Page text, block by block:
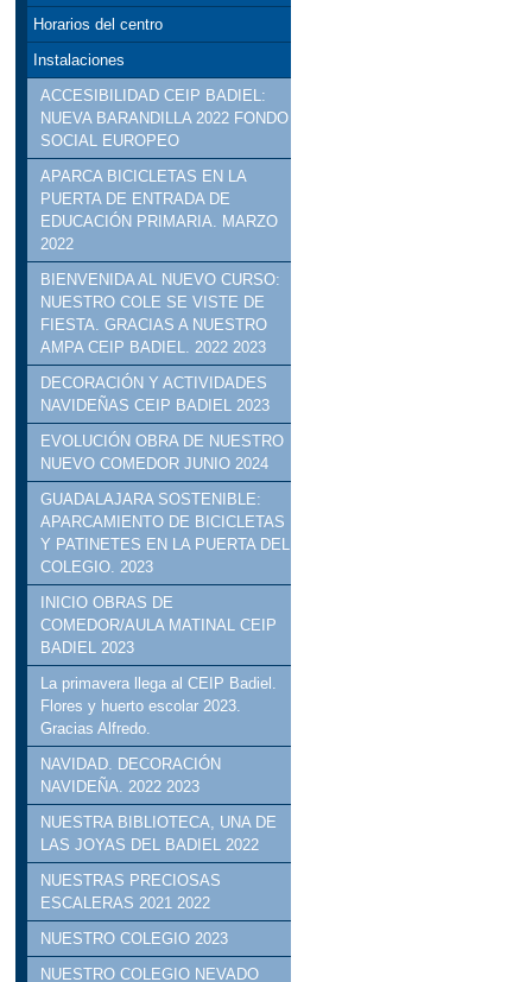
Horarios del centro
Instalaciones
ACCESIBILIDAD CEIP BADIEL:
NUEVA BARANDILLA 2022 FONDO
SOCIAL EUROPEO
APARCA BICICLETAS EN LA
PUERTA DE ENTRADA DE
EDUCACIÓN PRIMARIA. MARZO
2022
BIENVENIDA AL NUEVO CURSO:
NUESTRO COLE SE VISTE DE
FIESTA. GRACIAS A NUESTRO
AMPA CEIP BADIEL. 2022 2023
DECORACIÓN Y ACTIVIDADES
NAVIDEÑAS CEIP BADIEL 2023
EVOLUCIÓN OBRA DE NUESTRO
NUEVO COMEDOR JUNIO 2024
GUADALAJARA SOSTENIBLE:
APARCAMIENTO DE BICICLETAS
Y PATINETES EN LA PUERTA DEL
COLEGIO. 2023
INICIO OBRAS DE
COMEDOR/AULA MATINAL CEIP
BADIEL 2023
La primavera llega al CEIP Badiel.
Flores y huerto escolar 2023.
Gracias Alfredo.
NAVIDAD. DECORACIÓN
NAVIDEÑA. 2022 2023
NUESTRA BIBLIOTECA, UNA DE
LAS JOYAS DEL BADIEL 2022
NUESTRAS PRECIOSAS
ESCALERAS 2021 2022
NUESTRO COLEGIO 2023
NUESTRO COLEGIO NEVADO